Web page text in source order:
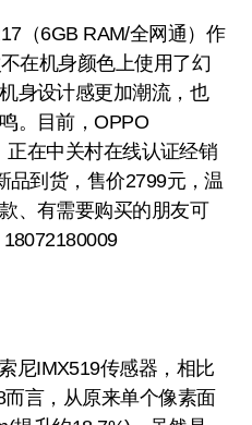
在机身颜色上使用了幻
身设计感更加潮流，也
。目前，OPPO
正在中关村在线认证经销
品到货，售价2799元，温
、有需要购买的朋友可
18072180009
IMX519传感器，相比
言，从原来单个像素面